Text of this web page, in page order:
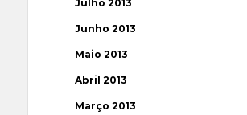
Julho 2013
Junho 2013
Maio 2013
Abril 2013
Março 2013